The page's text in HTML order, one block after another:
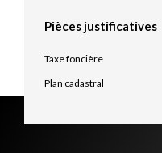
Pièces justificatives
Taxe foncière
Plan cadastral